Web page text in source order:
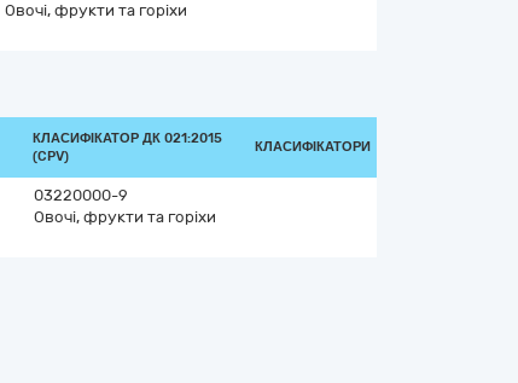
Овочі, фрукти та горіхи
КЛАСИФІКАТОР ДК 021:2015
(CPV)
КЛАСИФІКАТОРИ
03220000-9
Овочі, фрукти та горіхи